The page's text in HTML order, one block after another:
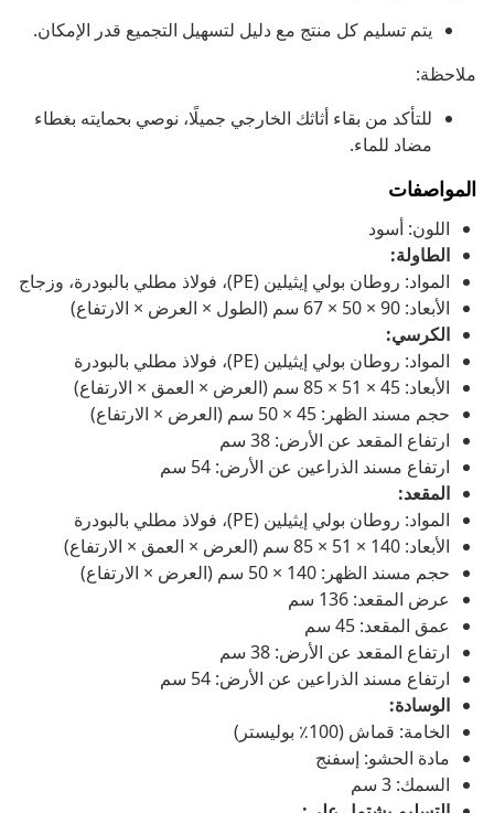
يتم تسليم كل منتج مع دليل لتسهيل التجميع قدر الإمكان.
ملاحظة:
للتأكد من بقاء أثاثك الخارجي جميلًا، نوصي بحمايته بغطاء
مضاد للماء.
المواصفات
اللون: أسود
الطاولة:
المواد: روطان بولي إيثيلين (PE)، فولاذ مطلي بالبودرة، وزجاج
الأبعاد: 90 × 50 × 67 سم (الطول × العرض × الارتفاع)
الكرسي:
المواد: روطان بولي إيثيلين (PE)، فولاذ مطلي بالبودرة
الأبعاد: 45 × 51 × 85 سم (العرض × العمق × الارتفاع)
حجم مسند الظهر: 45 × 50 سم (العرض × الارتفاع)
ارتفاع المقعد عن الأرض: 38 سم
ارتفاع مسند الذراعين عن الأرض: 54 سم
المقعد:
المواد: روطان بولي إيثيلين (PE)، فولاذ مطلي بالبودرة
الأبعاد: 140 × 51 × 85 سم (العرض × العمق × الارتفاع)
حجم مسند الظهر: 140 × 50 سم (العرض × الارتفاع)
عرض المقعد: 136 سم
عمق المقعد: 45 سم
ارتفاع المقعد عن الأرض: 38 سم
ارتفاع مسند الذراعين عن الأرض: 54 سم
الوسادة:
الخامة: قماش (100٪ بوليستر)
مادة الحشو: إسفنج
السمك: 3 سم